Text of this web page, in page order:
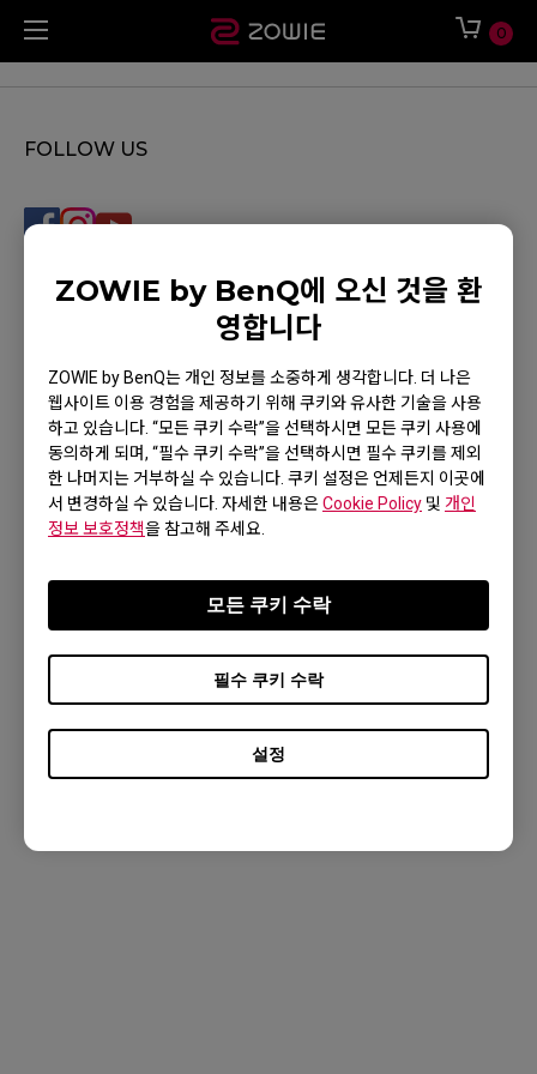
ZOWIE by BenQ에 오신 것을 환
영합니다
ZOWIE by BenQ는 개인 정보를 소중하게 생각합니다. 더 나은
웹사이트 이용 경험을 제공하기 위해 쿠키와 유사한 기술을 사용
하고 있습니다. “모든 쿠키 수락”을 선택하시면 모든 쿠키 사용에
동의하게 되며, “필수 쿠키 수락”을 선택하시면 필수 쿠키를 제외
한 나머지는 거부하실 수 있습니다. 쿠키 설정은 언제든지 이곳에
서 변경하실 수 있습니다. 자세한 내용은Cookie Policy 및 개인
정보 보호정책을 참고해 주세요.
설정
필수 쿠키 수락
모든 쿠키 수락
0
FOLLOW US
문의하기
지식센터
뉴스
Copyright © 2024 BenQ. All rights reserved. Terms of Use
Cookies
한국어
(주) 벤큐코리아대표자 : 소윤석 / 서울 구로구 디지털로 288, 1801호 (구로
3동, 대륭포스트타워 1차) / 사업자등록번호 : 211-87-85968 / 통신판매업